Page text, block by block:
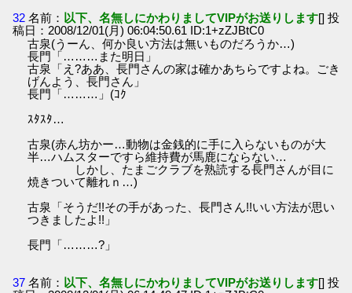
32 名前： 以下、名無しにかわりましてVIPがお送りします[] 投
稿日：2008/12/01(月) 06:04:50.61 ID:1+zZJBtC0
古泉(うーん、何か良い方法は無いものだろうか…)
長門「………また明日」
古泉「え?ああ、長門さんの家は確かあちらですよね。ごき
げんよう、長門さん」
長門「………」(ｺｸ
ｽﾀｽﾀ…
古泉(赤ん坊かー…動物は金銭的に手に入らないものが大
半…ハムスターですら維持費が馬鹿にならない…
しかし、たまごクラブを熟読する長門さんが目に
焼きついて離れｎ…)
古泉「そうだ!!その手があった、長門さん!!いい方法が思い
つきましたよ!!」
長門「………?」
37 名前： 以下、名無しにかわりましてVIPがお送りします[] 投